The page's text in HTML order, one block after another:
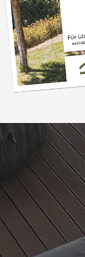
Trusted
16.901